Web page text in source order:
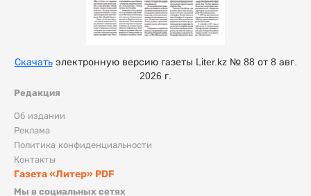
Редакция
Об издании
Реклама
Политика конфиденциальности
Контакты
Газета «Литер» PDF
Мы в социальных сетях
Скачатьэлектронную версию газеты Liter.kz № 88 от 8 авг.
2026 г.